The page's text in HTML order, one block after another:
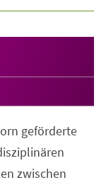
geförderte
zwischen